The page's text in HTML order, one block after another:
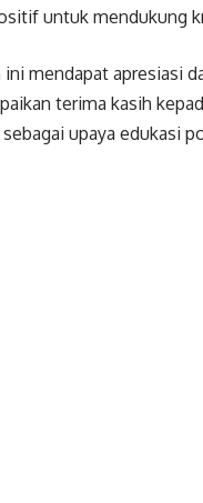
untuk mendukung
ini mendapat apresiasi
terima kasih
upaya edukasi